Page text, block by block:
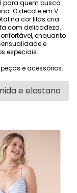
para quem busca
O decote em V
na cor lilás cria
com delicadeza.
enquanto
e
especiais.
e acessórios.
e elastano